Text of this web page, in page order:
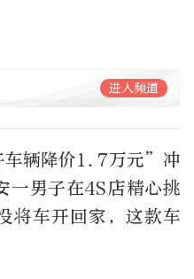
进入频道
车辆降价1.7万元”冲
一男子在4S店精心挑
将车开回家，这款车